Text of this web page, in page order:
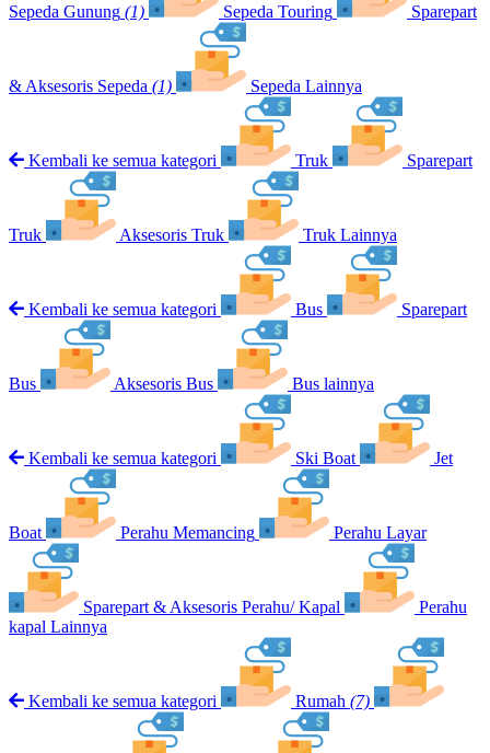
Sepeda Gunung (1) Sepeda Touring Sparepart
& Aksesoris Sepeda (1) Sepeda Lainnya
Kembali ke semua kategori Truk Sparepart
Truk Aksesoris Truk Truk Lainnya
Kembali ke semua kategori Bus Sparepart
Bus Aksesoris Bus Bus lainnya
Kembali ke semua kategori Ski Boat Jet
Boat Perahu Memancing Perahu Layar
Sparepart & Aksesoris Perahu/ Kapal
Perahu
kapal Lainnya
Kembali ke semua kategori Rumah (7)